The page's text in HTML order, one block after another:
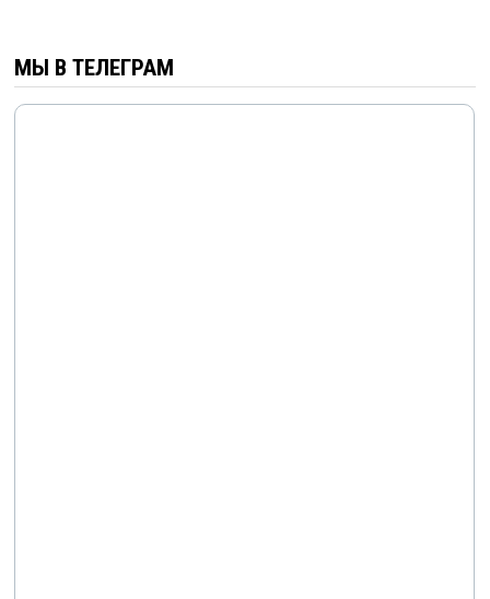
МЫ В ТЕЛЕГРАМ